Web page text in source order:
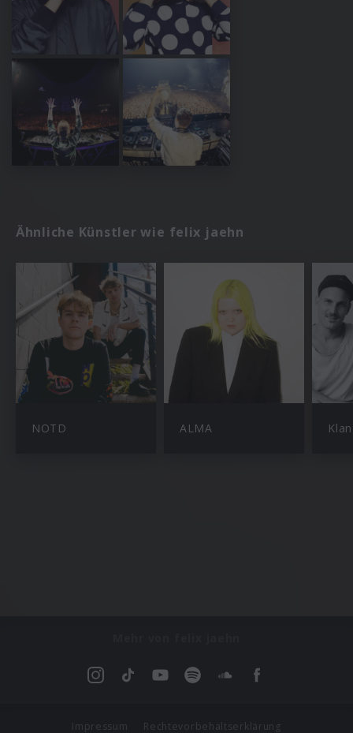
Ähnliche Künstler wie felix jaehn
NOTD ALMA
Impressum Rechtevorbehaltserklärung